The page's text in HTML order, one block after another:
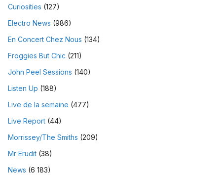
Curiosities (127)
Electro News (986)
En Concert Chez Nous (134)
Froggies But Chic (211)
John Peel Sessions (140)
Listen Up (188)
Live de la semaine (477)
Live Report (44)
Morrissey/The Smiths (209)
Mr Erudit (38)
News (6 183)